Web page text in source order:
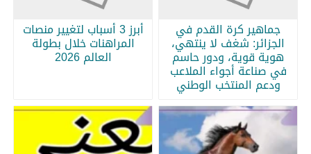
جماهير كرة القدم في
الجزائر: شغف لا ينتهي،
هوية قوية، ودور حاسم
في صناعة أجواء الملاعب
ودعم المنتخب الوطني
أبرز 3 أسباب لتغيير منصات
المراهنات خلال بطولة
العالم 2026